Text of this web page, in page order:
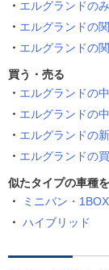
エルグランドの
エルグランドの
エルグランドの
買う・売る
エルグランドの
エルグランドの
エルグランドの
エルグランドの
似たタイプの車種
ミニバン・1BOX
ハイブリッド